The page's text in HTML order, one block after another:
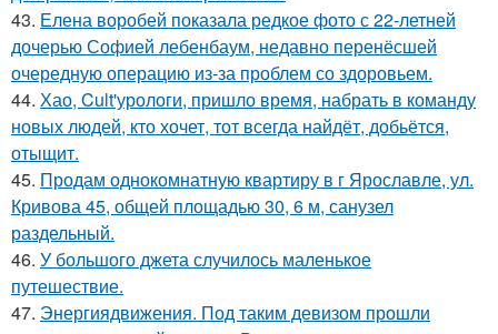
43. Елена воробей показала редкое фото с 22-летней
дочерью Софией лебенбаум, недавно перенёсшей
очередную операцию из-за проблем со здоровьем.
44. Хао, Cult'урологи, пришло время, набрать в команду
новых людей, кто хочет, тот всегда найдёт, добьётся,
отыщит.
45. Продам однокомнатную квартиру в г Ярославле, ул.
Кривова 45, общей площадью 30, 6 м, санузел
раздельный.
46. У большого джета случилось маленькое
путешествие.
47. Энергиядвижения. Под таким девизом прошли